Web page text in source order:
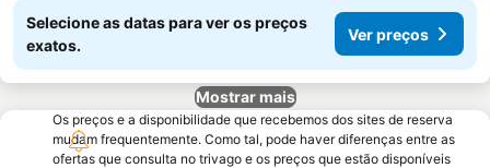
Selecione as datas para ver os preços
exatos.
Ver preços
Mostrar mais
Os preços e a disponibilidade que recebemos dos sites de reserva
mudam frequentemente. Como tal, pode haver diferenças entre as
ofertas que consulta no trivago e os preços que estão disponíveis